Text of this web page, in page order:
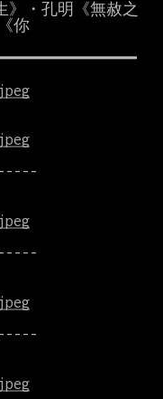
》・孔明《無赦之
你